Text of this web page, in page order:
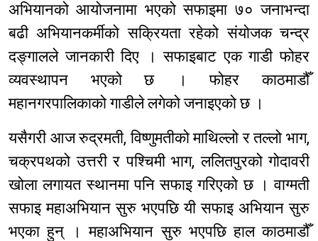
अभियानको आयोजनामा भएको सफाइमा ७० जनाभन्दा
बढी अभियानकर्मीको सक्रियता रहेको संयोजक चन्द्र
दङ्गालले जानकारी दिए । सफाइबाट एक गाडी फोहर
व्यवस्थापन भएको छ । फोहर काठमाडौँ
महानगरपालिकाको गाडीले लगेको जनाइएको छ ।
यसैगरी आज रुद्रमती, विष्णुमतीको माथिल्लो र तल्लो भाग,
चक्रपथको उत्तरी र पश्चिमी भाग, ललितपुरको गोदावरी
खोला लगायत स्थानमा पनि सफाइ गरिएको छ । वाग्मती
सफाइ महाअभियान सुरु भएपछि यी सफाइ अभियान सुरु
भएका हुन् । महाअभियान सुरु भएपछि हाल काठमाडौँ